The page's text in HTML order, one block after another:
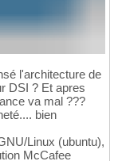
l'architecture de
DSI ? Et apres
va mal ???
bien
Linux (ubuntu),
McCafee